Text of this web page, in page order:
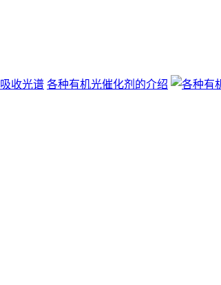
各种有机光催化剂的介绍